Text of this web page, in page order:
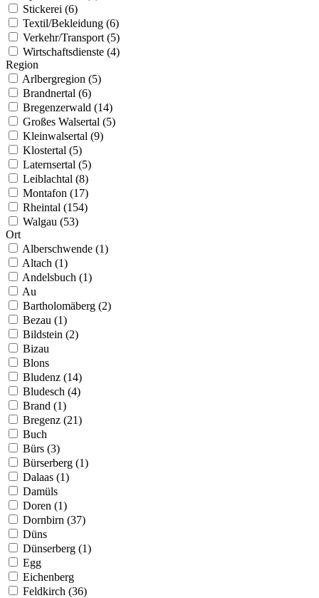
Stickerei (6)
Textil/Bekleidung (6)
Verkehr/Transport (5)
Wirtschaftsdienste (4)
Region
Arlbergregion (5)
Brandnertal (6)
Bregenzerwald (14)
Großes Walsertal (5)
Kleinwalsertal (9)
Klostertal (5)
Laternsertal (5)
Leiblachtal (8)
Montafon (17)
Rheintal (154)
Walgau (53)
Ort
Alberschwende (1)
Altach (1)
Andelsbuch (1)
Au
Bartholomäberg (2)
Bezau (1)
Bildstein (2)
Bizau
Blons
Bludenz (14)
Bludesch (4)
Brand (1)
Bregenz (21)
Buch
Bürs (3)
Bürserberg (1)
Dalaas (1)
Damüls
Doren (1)
Dornbirn (37)
Düns
Dünserberg (1)
Egg
Eichenberg
Feldkirch (36)